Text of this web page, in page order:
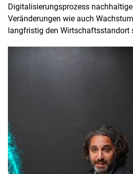
Digitalisierungsprozess
Veränderungen wie auch
langfristig den Wirtschaftsstandort